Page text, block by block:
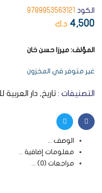
الكود 9789953563121
4,500 د.ك
المؤلف: ميرزا حسن خان
غير متوفر في المخزون
التصنيفات : تاريخ, دار
Facebook
Twitter
الوصف
معلومات إضافية
مراجعات (0)